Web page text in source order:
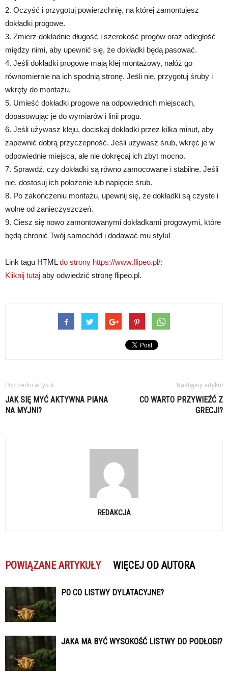
2. Oczyść i przygotuj powierzchnię, na której zamontujesz
dokładki progowe.
3. Zmierz dokładnie długość i szerokość progów oraz odległość
między nimi, aby upewnić się, że dokładki będą pasować.
4. Jeśli dokładki progowe mają klej montażowy, nałóż go
równomiernie na ich spodnią stronę. Jeśli nie, przygotuj śruby i
wkręty do montażu.
5. Umieść dokładki progowe na odpowiednich miejscach,
dopasowując je do wymiarów i linii progu.
6. Jeśli używasz kleju, dociskaj dokładki przez kilka minut, aby
zapewnić dobrą przyczepność. Jeśli używasz śrub, wkręć je w
odpowiednie miejsca, ale nie dokręcaj ich zbyt mocno.
7. Sprawdź, czy dokładki są równo zamocowane i stabilne. Jeśli
nie, dostosuj ich położenie lub napięcie śrub.
8. Po zakończeniu montażu, upewnij się, że dokładki są czyste i
wolne od zanieczyszczeń.
9. Ciesz się nowo zamontowanymi dokładkami progowymi, które
będą chronić Twój samochód i dodawać mu stylu!
Link tagu HTMLdo strony https://www.flipeo.pl/:
Kliknij tutaj aby odwiedzić stronę flipeo.pl.
Poprzedni artykuł
JAK SIĘ MYĆ AKTYWNA PIANA
NA MYJNI?
Następny artykuł
CO WARTO PRZYWIEŹĆ Z
GRECJI?
REDAKCJA
POWIĄZANE ARTYKUŁY WIĘCEJ OD AUTORA
PO CO LISTWY DYLATACYJNE?
JAKA MA BYĆ WYSOKOŚĆ LISTWY DO PODŁOGI?